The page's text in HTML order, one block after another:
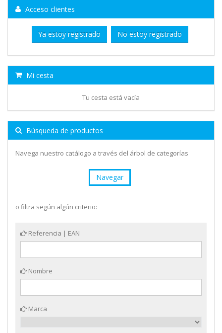
Acceso clientes
Ya estoy registrado No estoy registrado
Mi cesta
Tu cesta está vacía
Búsqueda de productos
Navega nuestro catálogo a través del árbol de categorías
Navegar
o filtra según algún criterio:
Referencia | EAN
Nombre
Marca